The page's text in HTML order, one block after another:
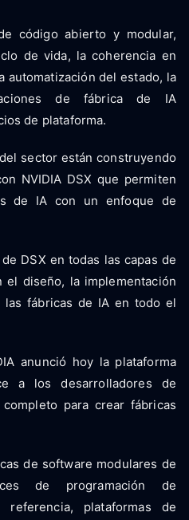
código abierto y modular,
de vida, la coherencia en
automatización del estado, la
de fábrica de IA
de plataforma.
sector están construyendo
NVIDIA DSX que permiten
de IA con un enfoque de
DSX en todas las capas de
el diseño, la implementación
fábricas de IA en todo el
anunció hoy la plataforma
a los desarrolladores de
para crear fábricas
de software modulares de
de programación de
referencia, plataformas de